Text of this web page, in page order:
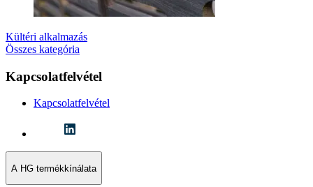
Kültéri alkalmazás
Összes kategória
Kapcsolatfelvétel
Kapcsolatfelvétel
A HG termékkínálata